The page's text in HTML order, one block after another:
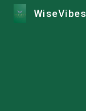
WiseVibes